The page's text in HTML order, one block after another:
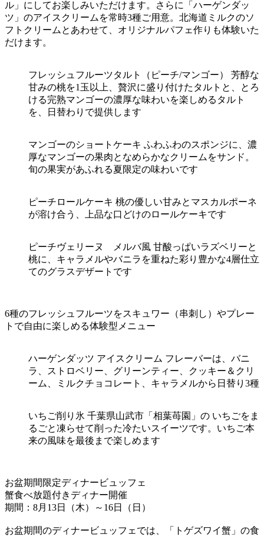
ル」にしてお楽しみいただけます。さらに「ハーゲンダッ
ツ」のアイスクリームを常時3種ご用意。北海道ミルクのソ
フトクリームとあわせて、オリジナルパフェ作りも体験いた
だけます。
フレッシュフルーツタルト（ピーチ/マンゴー） 芳醇な
甘みの桃を1玉以上、贅沢に盛り付けたタルトと、とろ
ける完熟マンゴーの濃厚な味わいを楽しめるタルト
を、日替わりで提供します
マンゴーのショートケーキ ふわふわのスポンジに、濃
厚なマンゴーの果肉となめらかなクリームをサンド。
旬の果実があふれる夏限定の味わいです
ピーチロールケーキ 桃の優しい甘みとマスカルポーネ
が溶け合う、上品な口どけのロールケーキです
ピーチヴェリーヌ メルバ風 甘酸っぱいラズベリーと
桃に、キャラメルやバニラを重ねた彩り豊かな4層仕立
てのグラスデザートです
6種のフレッシュフルーツをスキュワー（串刺し）やプレー
トで自由に楽しめる体験型メニュー
ハーゲンダッツ アイスクリーム フレーバーは、バニ
ラ、ストロベリー、グリーンティー、クッキー＆クリ
ーム、ミルクチョコレート、キャラメルから日替り3種
いちご削り氷 千葉県山武市「相葉苺園」の いちごをま
るごと凍らせて削った冷たいスイーツです。いちご本
来の風味を最後まで楽しめます
お盆期間限定ディナービュッフェ
蟹食べ放題付きディナー開催
期間：8月13日（木）～16日（日）
お盆期間のディナービュッフェでは、「トゲズワイ蟹」の食